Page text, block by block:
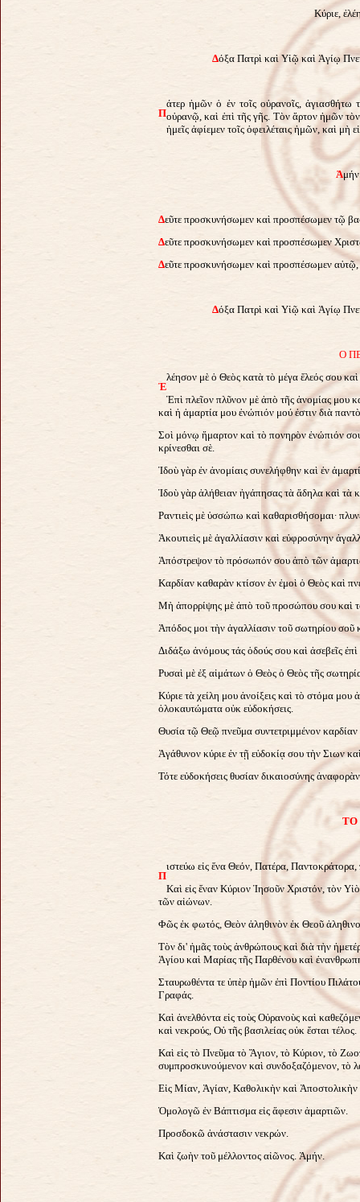
Κύριε,
Δόξα Πατρὶ καὶ Υἱῷ καὶ Ἁγίῳ
Π
άτερ ἡμῶν ὁ ἐν τοῖς οὐρανοῖς,
οὐρανῷ, καὶ ἐπὶ τῆς γῆς. Τὸν ἄρτον ἡμῶν
ἡμεῖς ἀφίεμεν τοῖς ὀφειλέταις ἡμῶν, καὶ
Ἀ
Δεῦτε προσκυνήσωμεν καὶ προσπέσωμεν τῷ
Δεῦτε προσκυνήσωμεν καὶ προσπέσωμεν
Δεῦτε προσκυνήσωμεν καὶ προσπέσωμεν
Δόξα Πατρὶ καὶ Υἱῷ καὶ Ἁγίῳ
Ο
Ἐ
λέησον μὲ ὁ Θεὸς κατὰ τὸ μέγα ἔλεός σου
Ἐπὶ πλεῖον πλῦνον μὲ ἀπὸ τῆς ἀνομίας μου
καὶ ἡ ἁμαρτία μου ἐνώπιόν μού ἐστιν διὰ
Σοὶ μόνῳ ἥμαρτον καὶ τὸ πονηρὸν ἐνώπιόν
κρίνεσθαι σὲ.
Ἰδοὺ γὰρ ἐν ἀνομίαις συνελήφθην καὶ ἐν
Ἰδοὺ γὰρ ἀλήθειαν ἠγάπησας τὰ ἄδηλα καὶ τὰ
Ραντιεὶς μὲ ὑσσώπω καὶ καθαρισθήσομαι∙
Ἀκουτιεὶς μὲ ἀγαλλίασιν καὶ εὐφροσύνην
Ἀπόστρεψον τὸ πρόσωπόν σου ἀπὸ τῶν
Καρδίαν καθαρὰν κτίσον ἐν ἐμοὶ ὁ Θεὸς καὶ
Μὴ ἀπορρίψης μὲ ἀπὸ τοῦ προσώπου σου καὶ
Ἀπόδος μοι τὴν ἀγαλλίασιν τοῦ σωτηρίου σοῦ
Διδάξω ἀνόμους τάς ὁδούς σου καὶ ἀσεβεῖς ἐπὶ
Ρυσαὶ μὲ ἐξ αἱμάτων ὁ Θεὸς ὁ Θεὸς τῆς
Κύριε τὰ χείλη μου ἀνοίξεις καὶ τὸ στόμα μου
ὁλοκαυτώματα οὐκ εὐδοκήσεις.
Θυσία τῷ Θεῷ πνεῦμα συντετριμμένον καρδίαν
Ἀγάθυνον κύριε ἐν τῇ εὐδοκίᾳ σου τὴν Σιων
Τότε εὐδοκήσεις θυσίαν δικαιοσύνης
ΤΟ
Π
ιστεύω εἰς ἕνα Θεόν, Πατέρα,
Καὶ εἰς ἔναν Κύριον Ἰησοῦν Χριστόν, τὸν
τῶν αἰώνων.
Φῶς ἐκ φωτός, Θεὸν ἀληθινὸν ἐκ Θεοῦ
Τὸν δι' ἡμᾶς τοὺς ἀνθρώπους καὶ διὰ τὴν
Ἁγίου καὶ Μαρίας τῆς Παρθένου καὶ
Σταυρωθέντα τε ὑπὲρ ἡμῶν ἐπὶ Ποντίου
Γραφάς.
Καὶ ἀνελθόντα εἰς τοὺς Οὐρανοὺς καὶ
καὶ νεκρούς, Οὐ τῆς βασιλείας οὐκ ἔσται τέλος.
Καὶ εἰς τὸ Πνεῦμα τὸ Ἅγιον, τὸ Κύριον, τὸ
συμπροσκυνούμενον καὶ συνδοξαζόμενον, τὸ
Εἰς Μίαν, Ἁγίαν, Καθολικὴν καὶ
Ὁμολογῶ ἐν Βάπτισμα εἰς ἄφεσιν ἁμαρτιῶν.
Προσδοκῶ ἀνάστασιν νεκρών.
Καὶ ζωὴν τοῦ μέλλοντος αἰῶνος. Ἀμήν.